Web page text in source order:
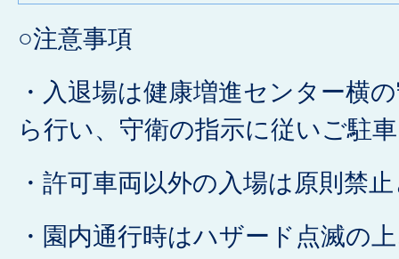
○注意事項
・入退場は健康増進センター横
ら行い、守衛の指示に従いご駐
・許可車両以外の入場は原則禁
・園内通行時はハザード点滅の